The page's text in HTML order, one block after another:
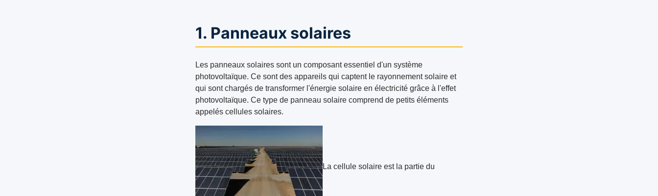
1. Panneaux solaires
Les panneaux solaires sont un composant essentiel d'un système
photovoltaïque. Ce sont des appareils qui captent le rayonnement solaire et
qui sont chargés de transformer l'énergie solaire en électricité grâce à l'effet
photovoltaïque. Ce type de panneau solaire comprend de petits éléments
appelés cellules solaires.
La cellule solaire est la partie du